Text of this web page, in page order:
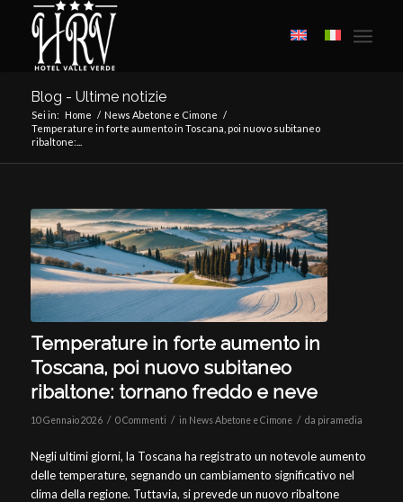
Blog - Ultime notizie
Sei in: Home / News Abetone e Cimone /
Temperature in forte aumento in Toscana, poi nuovo subitaneo
ribaltone:...
Temperature in forte aumento in
Toscana, poi nuovo subitaneo
ribaltone: tornano freddo e neve
10 Gennaio 2026 / 0 Commenti / in News Abetone e Cimone / da piramedia
Negli ultimi giorni, la Toscana ha registrato un notevole aumento
delle temperature, segnando un cambiamento significativo nel
clima della regione. Tuttavia, si prevede un nuovo ribaltone